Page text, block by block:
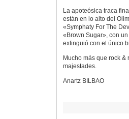
La apoteósica traca
están en lo alto del
«Symphaty For The
«Brown Sugar», con
extinguió con el único
Mucho más que rock
majestades.
Anartz BILBAO